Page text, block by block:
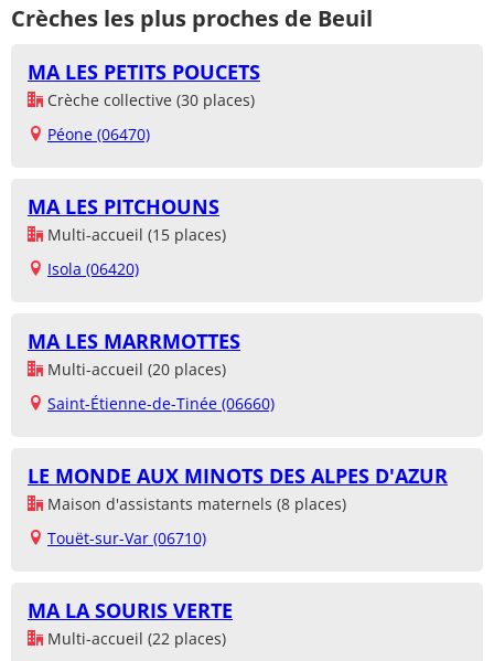
Crèches les plus proches de Beuil
MA LES PETITS POUCETS
Crèche collective (30 places)
Péone (06470)
MA LES PITCHOUNS
Multi-accueil (15 places)
Isola (06420)
MA LES MARRMOTTES
Multi-accueil (20 places)
Saint-Étienne-de-Tinée (06660)
LE MONDE AUX MINOTS DES ALPES D'AZUR
Maison d'assistants maternels (8 places)
Touët-sur-Var (06710)
MA LA SOURIS VERTE
Multi-accueil (22 places)